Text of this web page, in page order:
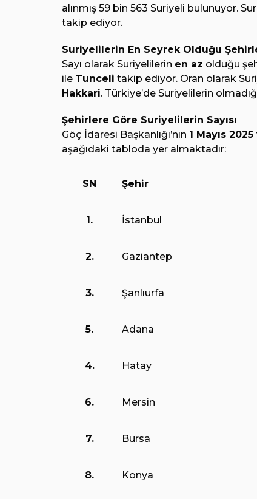
alınmış 59 bin 563 Suriyeli bulunuyor.
takip ediyor.
Suriyelilerin En Seyrek Olduğu
Sayı olarak Suriyelilerin en az olduğu
ile Tunceli takip ediyor. Oran olarak
Hakkari. Türkiye’de Suriyelilerin
Şehirlere Göre Suriyelilerin Sayısı
Göç İdaresi Başkanlığı’nın 1 Mayıs 2025
aşağıdaki tabloda yer almaktadır:
SN Şehir
1. İstanbul
2. Gaziantep
3. Şanlıurfa
5. Adana
4. Hatay
6. Mersin
7. Bursa
8. Konya